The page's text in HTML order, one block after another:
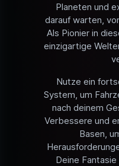
Planeten und
darauf warten,
Als Pionier in
einzigartige
Nutze ein
System, um
nach deinem
Verbessere und
Basen,
Deine